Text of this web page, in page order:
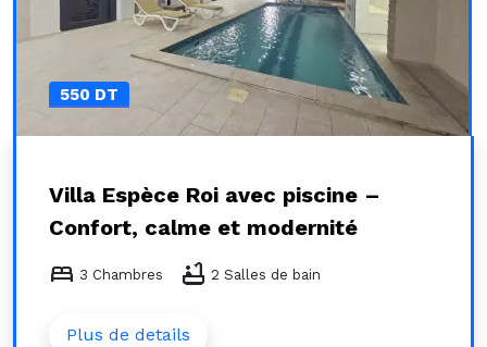
550 DT
Villa Espèce Roi avec piscine –
Confort, calme et modernité
bed 3 Chambres bathtub 2 Salles de bain
Plus de details